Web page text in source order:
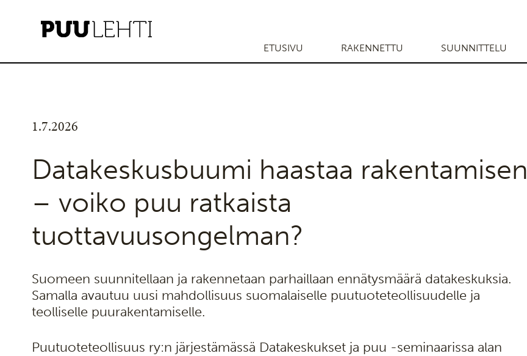
ETUSIVU RAKENNETTU SUUNNITTELU
1.7.2026
Datakeskusbuumi haastaa rakentamisen
– voiko puu ratkaista
tuottavuusongelman?
Suomeen suunnitellaan ja rakennetaan parhaillaan ennätysmäärä datakeskuksia.
Samalla avautuu uusi mahdollisuus suomalaiselle puutuoteteollisuudelle ja
teolliselle puurakentamiselle.
Puutuoteteollisuus ry:n järjestämässä Datakeskukset ja puu -seminaarissa alan